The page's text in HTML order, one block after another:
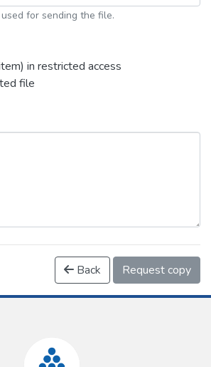
for sending the file.
in restricted access
file
Back Request copy